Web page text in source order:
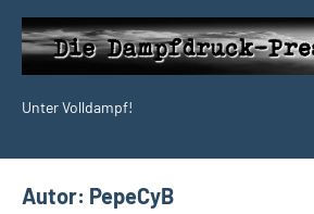
Zum
Inhalt
springen
Dampfdruck-
Presse
Unter Volldampf!
Autor: PepeCyB